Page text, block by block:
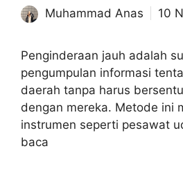
Muhammad Anas 10
Penginderaan jauh adalah
pengumpulan informasi
daerah tanpa harus
dengan mereka. Metode ini
instrumen seperti pesawat
baca